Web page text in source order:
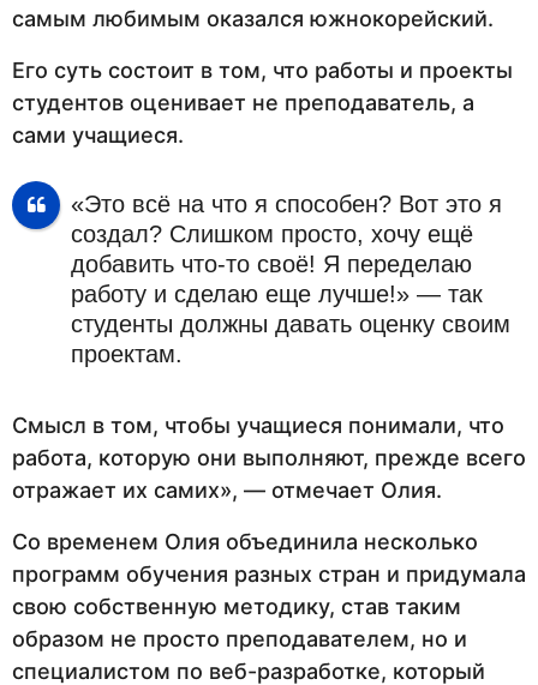
самым любимым оказался южнокорейский.
Его суть состоит в том, что работы и проекты
студентов оценивает не преподаватель, а
сами учащиеся.
«Это всё на что я способен? Вот это я
создал? Слишком просто, хочу ещё
добавить что-то своё! Я переделаю
работу и сделаю еще лучше!» — так
студенты должны давать оценку своим
проектам.
Смысл в том, чтобы учащиеся понимали, что
работа, которую они выполняют, прежде всего
отражает их самих», — отмечает Олия.
Со временем Олия объединила несколько
программ обучения разных стран и придумала
свою собственную методику, став таким
образом не просто преподавателем, но и
специалистом по веб-разработке, который